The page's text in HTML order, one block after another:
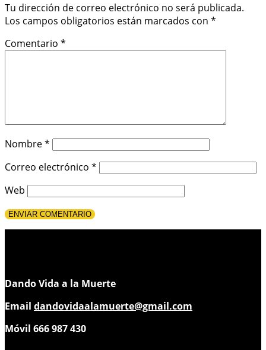
Tu dirección de correo electrónico no será publicada.
Los campos obligatorios están marcados con *
Comentario *
Nombre*
Correo electrónico *
Web
Dando Vida a la Muerte
Email dandovidaalamuerte@gmail.com
Móvil 666 987 430